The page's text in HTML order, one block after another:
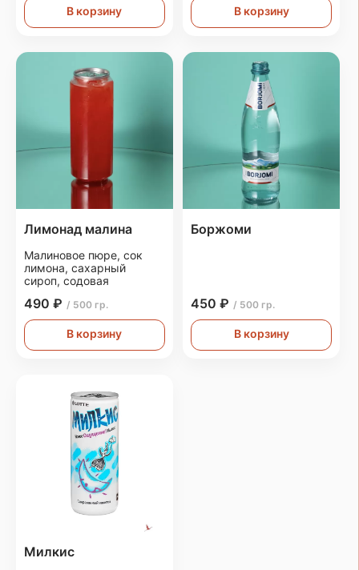
В корзину В корзину
Лимонад малина
Малиновое пюре, сок
лимона, сахарный
сироп, содовая
490 ₽ / 500 гр.
В корзину
Боржоми
450 ₽ / 500 гр.
В корзину
Милкис